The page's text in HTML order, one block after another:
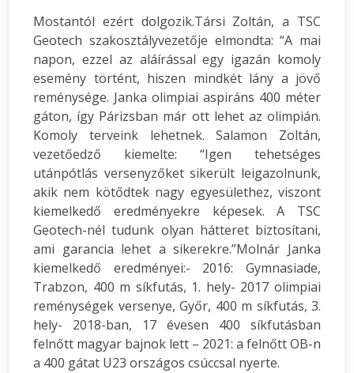
Mostantól ezért dolgozik.Társi Zoltán, a TSC
Geotech szakosztályvezetője elmondta: “A mai
napon, ezzel az aláírással egy igazán komoly
esemény történt, hiszen mindkét lány a jövő
reménysége. Janka olimpiai aspiráns 400 méter
gáton, így Párizsban már ott lehet az olimpián.
Komoly terveink lehetnek. Salamon Zoltán,
vezetőedző kiemelte: “Igen tehetséges
utánpótlás versenyzőket sikerült leigazolnunk,
akik nem kötődtek nagy egyesülethez, viszont
kiemelkedő eredményekre képesek. A TSC
Geotech-nél tudunk olyan hátteret biztosítani,
ami garancia lehet a sikerekre.”Molnár Janka
kiemelkedő eredményei:- 2016: Gymnasiade,
Trabzon, 400 m síkfutás, 1. hely- 2017 olimpiai
reménységek versenye, Győr, 400 m síkfutás, 3.
hely- 2018-ban, 17 évesen 400 síkfutásban
felnőtt magyar bajnok lett – 2021: a felnőtt OB-n
a 400 gátat U23 országos csúccsal nyerte.